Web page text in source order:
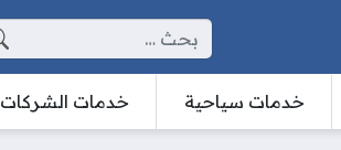
البحث عن:
خدمات سياحية خدمات الشركات